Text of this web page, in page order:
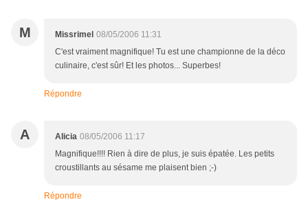
M Missrimel 08/05/2006 11:31
C'est vraiment magnifique! Tu est une championne de la déco
culinaire, c'est sûr! Et les photos... Superbes!
Répondre
A Alicia 08/05/2006 11:17
Magnifique!!!! Rien à dire de plus, je suis épatée. Les petits
croustillants au sésame me plaisent bien ;-)
Répondre